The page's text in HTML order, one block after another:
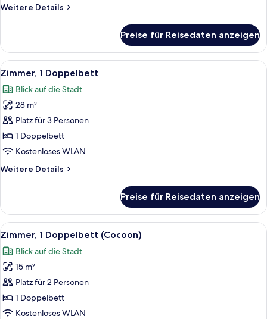
Weitere Details
Weitere
2 Einzelbetten
Preise für Reisedaten anzeigen
Alle
Fotos
für
Zimmer,
1
Doppelbett
anzeigen
Ein Hotelzimmer mit einem großen
10
Zimmer, 1 Doppelbett
Blick auf die Stadt
28 m²
Platz für 3 Personen
1 Doppelbett
Kostenloses WLAN
Weitere Details
Weitere
1
Doppelbett
Preise für Reisedaten anzeigen
Alle
Fotos
für
Zimmer,
1
Doppelbett
(Cocoon)
Ein ordentlich bezogenes Bett mit
7
Zimmer, 1 Doppelbett (Cocoon)
Blick auf die Stadt
15 m²
Platz für 2 Personen
1 Doppelbett
Kostenloses WLAN